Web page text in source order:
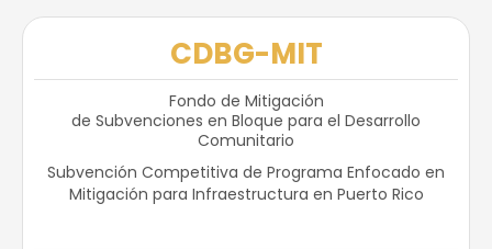
CDBG-MIT
Fondo de Mitigación
de Subvenciones en Bloque para el Desarrollo
Comunitario
Subvención Competitiva de Programa Enfocado en
Mitigación para Infraestructura en Puerto Rico